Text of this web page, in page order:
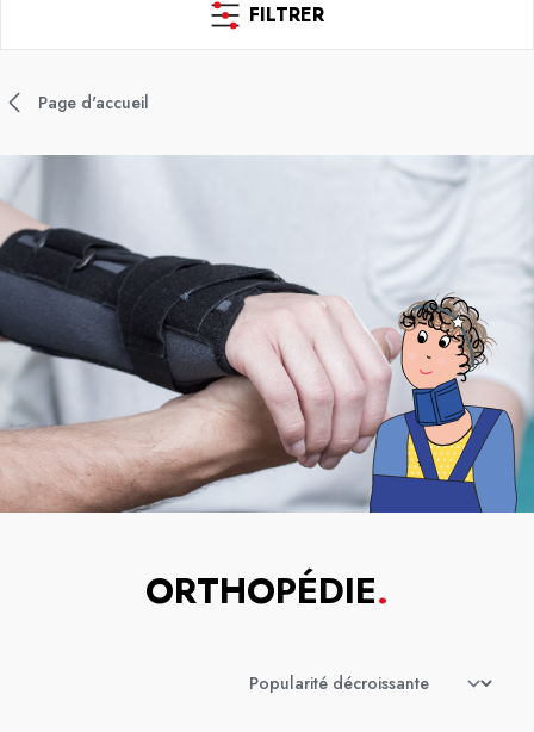
FILTRER
Page d'accueil
ORTHOPÉDIE.